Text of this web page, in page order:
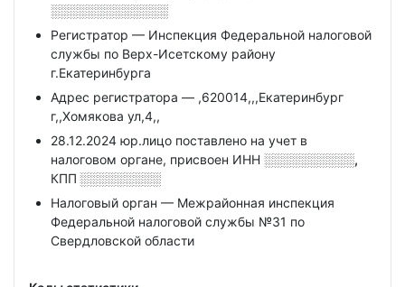
░░░░░░░░░░░░░
Регистратор — Инспекция Федеральной налоговой
службы по Верх-Исетскому району
г.Екатеринбурга
Адрес регистратора — ,620014,,,Екатеринбург
г,,Хомякова ул,4,,
28.12.2024 юр.лицо поставлено на учет в
налоговом органе, присвоен ИНН ░░░░░░░░░░,
КПП ░░░░░░░░░
Налоговый орган — Межрайонная инспекция
Федеральной налоговой службы №31 по
Свердловской области